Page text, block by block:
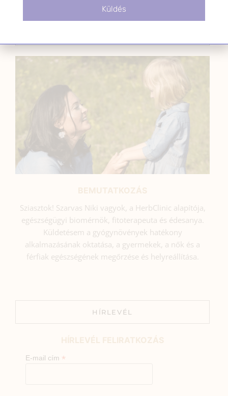
Sziasztok! Szarvas Niki vagyok, a HerbClinic alapítója,
egészségügyi biomérnök, fitoterapeuta és édesanya.
Küldetésem a gyógynövények hatékony
alkalmazásának oktatása, a gyermekek, a nők és a
férfiak egészségének megőrzése és helyreállítása.
HÍRLEVÉL
E-mail cím *
Küldés